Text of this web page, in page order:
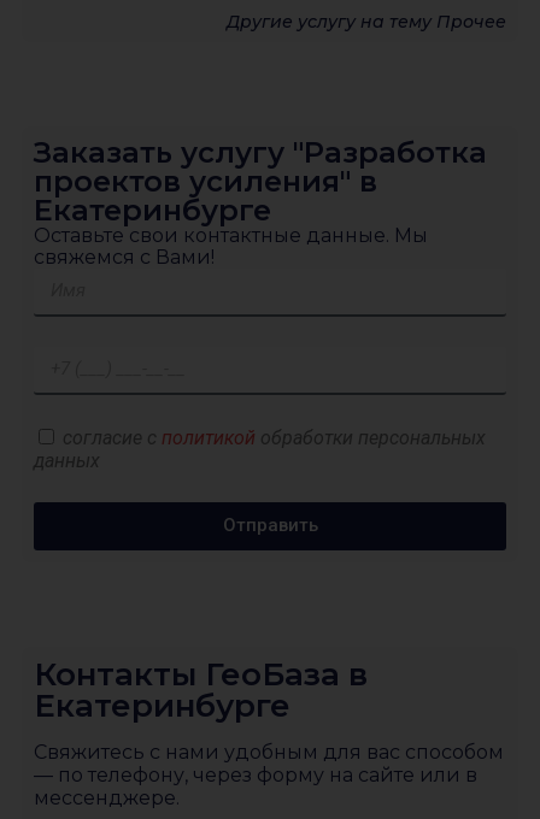
Другие услугу на тему Прочее
Заказать услугу "Разработка
проектов усиления" в
Екатеринбурге
Оставьте свои контактные данные. Мы
свяжемся с Вами!
согласие с политикой обработки персональных
данных
Отправить
Контакты ГеоБаза в
Екатеринбурге
Свяжитесь с нами удобным для вас способом
— по телефону, через форму на сайте или в
мессенджере.